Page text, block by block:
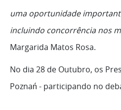
uma oportunidade
incluindo concorrência nos
Margarida Matos Rosa.
No dia 28 de Outubro, os
Poznań - participando no